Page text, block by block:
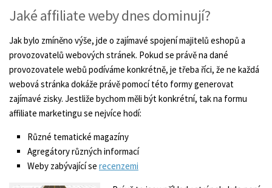
Jaké affiliate weby dnes dominují?
Jak bylo zmíněno výše, jde o zajímavé spojení majitelů eshopů a
provozovatelů webových stránek. Pokud se právě na dané
provozovatele webů podíváme konkrétně, je třeba říci, že ne každá
webová stránka dokáže právě pomocí této formy generovat
zajímavé zisky. Jestliže bychom měli být konkrétní, tak na formu
affiliate marketingu se nejvíce hodí:
Různé tematické magazíny
Agregátory různých informací
Weby zabývající se recenzemi